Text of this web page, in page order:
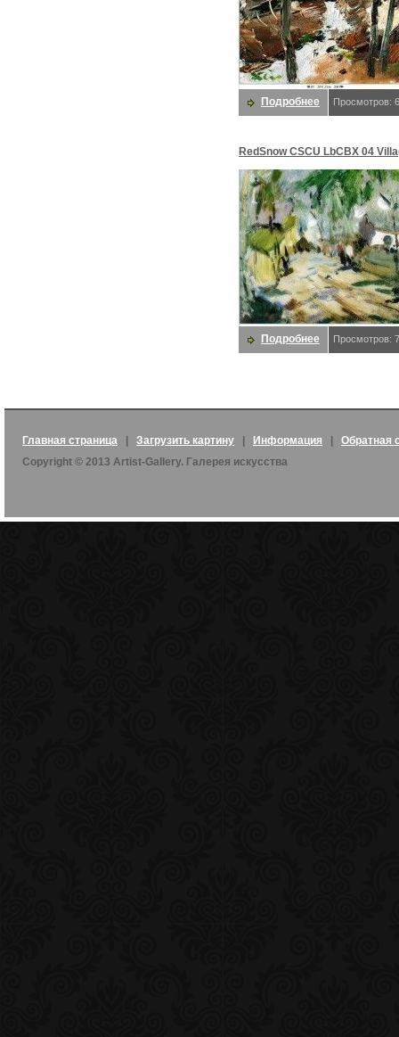
Подробнее Просмотров:
RedSnow CSCU LbCBX 04
Beixin Chen
Подробнее Просмотров:
Главная страница Загрузить картину Информация
Обратная
Copyright © 2013 Artist-Gallery. Галерея искусства